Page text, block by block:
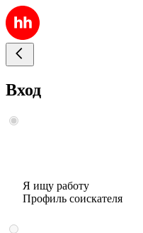
Вход
Я ищу работу
Профиль соискателя